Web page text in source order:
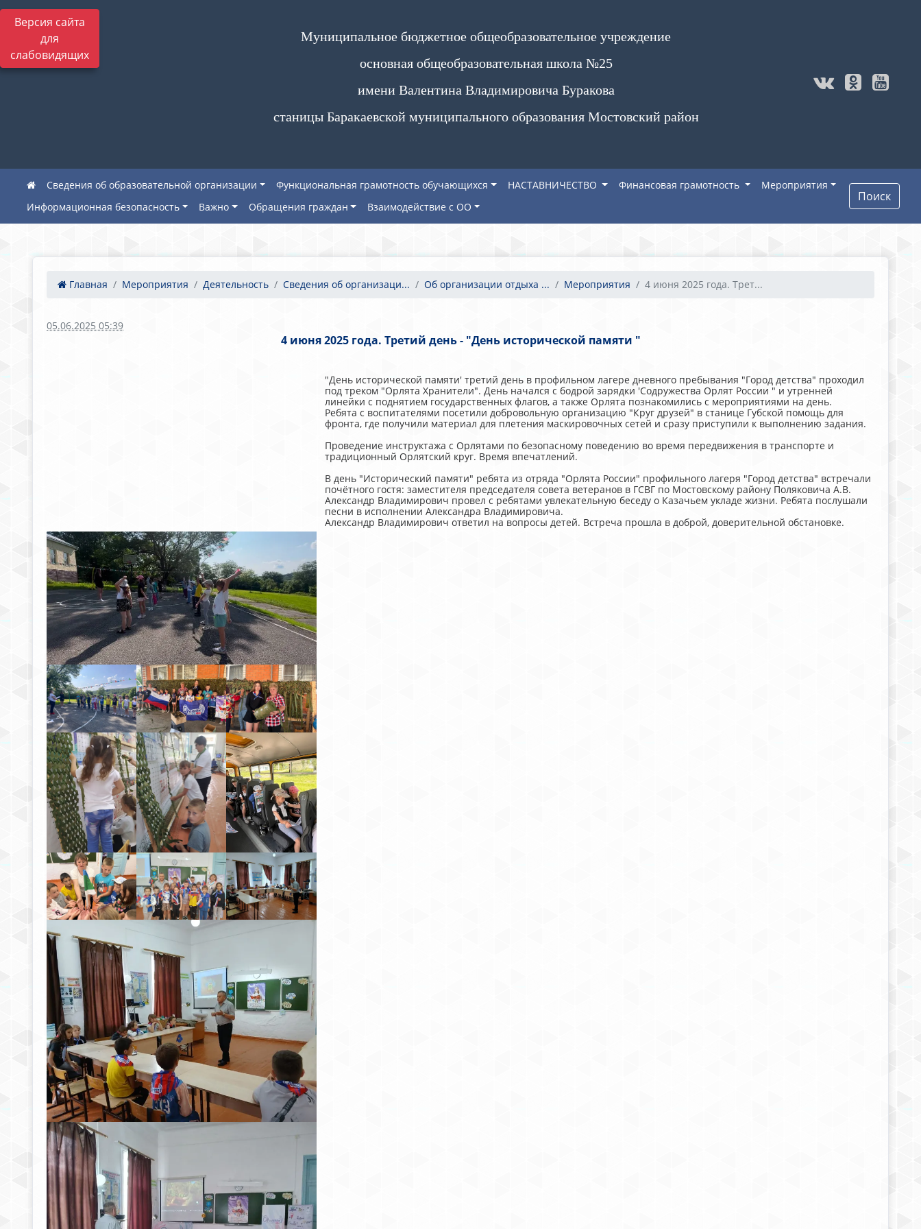
Версия сайта
для
слабовидящих
Муниципальное бюджетное общеобразовательное учреждение
основная общеобразовательная школа №25
имени Валентина Владимировича Буракова
станицы Баракаевской муниципального образования Мостовский район
Сведения об образовательной организации Функциональная грамотность обучающихся НАСТАВНИЧЕСТВО Финансовая грамотность
Мероприятия
Информационная безопасность
Важно Обращения граждан Взаимодействие с ОО
Поиск
Главная Мероприятия Деятельность Сведения об организаци... Об организации отдыха ... Мероприятия 4 июня 2025 года. Трет...
05.06.2025 05:39
4 июня 2025 года. Третий день - "День исторической памяти "
"День исторической памяти' третий день в профильном лагере дневного пребывания "Город детства" проходил
под треком "Орлята Хранители". День начался с бодрой зарядки 'Содружества Орлят России " и утренней
линейки с поднятием государственных флагов, а также Орлята познакомились с мероприятиями на день.
Ребята с воспитателями посетили добровольную организацию "Круг друзей" в станице Губской помощь для
фронта, где получили материал для плетения маскировочных сетей и сразу приступили к выполнению задания.
Проведение инструктажа с Орлятами по безопасному поведению во время передвижения в транспорте и
традиционный Орлятский круг. Время впечатлений.
В день "Исторический памяти" ребята из отряда "Орлята России" профильного лагеря "Город детства" встречали
почётного гостя: заместителя председателя совета ветеранов в ГСВГ по Мостовскому району Поляковича А.В.
Александр Владимирович провел с ребятами увлекательную беседу о Казачьем укладе жизни. Ребята послушали
песни в исполнении Александра Владимировича.
Александр Владимирович ответил на вопросы детей. Встреча прошла в доброй, доверительной обстановке.